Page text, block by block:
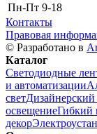
Пн-Пт 9-18
Контакты
Правовая
© Разработано в
Каталог
Светодиодные
и автоматизации
светДизайнерский
освещениеГибкий
декор